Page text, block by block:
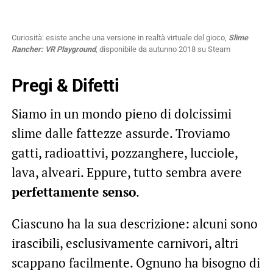
Curiosità: esiste anche una versione in realtà virtuale del gioco, Slime
Rancher: VR Playground, disponibile da autunno 2018 su Steam
Pregi & Difetti
Siamo in un mondo pieno di dolcissimi
slime dalle fattezze assurde. Troviamo
gatti, radioattivi, pozzanghere, lucciole,
lava, alveari. Eppure, tutto sembra avere
perfettamente senso.
Ciascuno ha la sua descrizione: alcuni sono
irascibili, esclusivamente carnivori, altri
scappano facilmente. Ognuno ha bisogno di